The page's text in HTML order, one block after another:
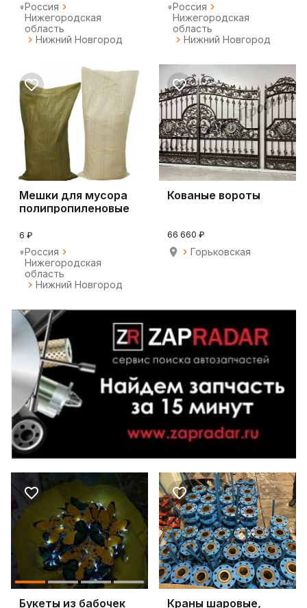
Россия
Нижегородская
область
Нижний Новгород
Россия
Нижегородская
область
Нижний Новгород
Мешки для мусора
полипропиленовые
6 ₽
Россия
Нижегородская
область
Нижний Новгород
Кованые вороты
66 660 ₽
Горьковская
Букеты из бабочек
Краны шаровые,